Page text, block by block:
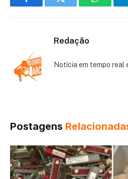
FacebookTwitter
Redação
Notícia em tempo real
Postagens